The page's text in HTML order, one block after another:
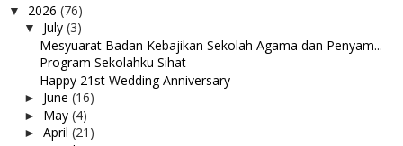
▼ 2026 (76)
▼ July (3)
Mesyuarat Badan Kebajikan Sekolah Agama dan Penyam...
Program Sekolahku Sihat
Happy 21st Wedding Anniversary
► June (16)
► May (4)
► April (21)